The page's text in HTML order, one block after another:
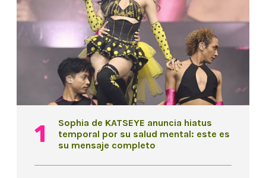
Sophia de KATSEYE anuncia hiatus
temporal por su salud mental: este es
su mensaje completo